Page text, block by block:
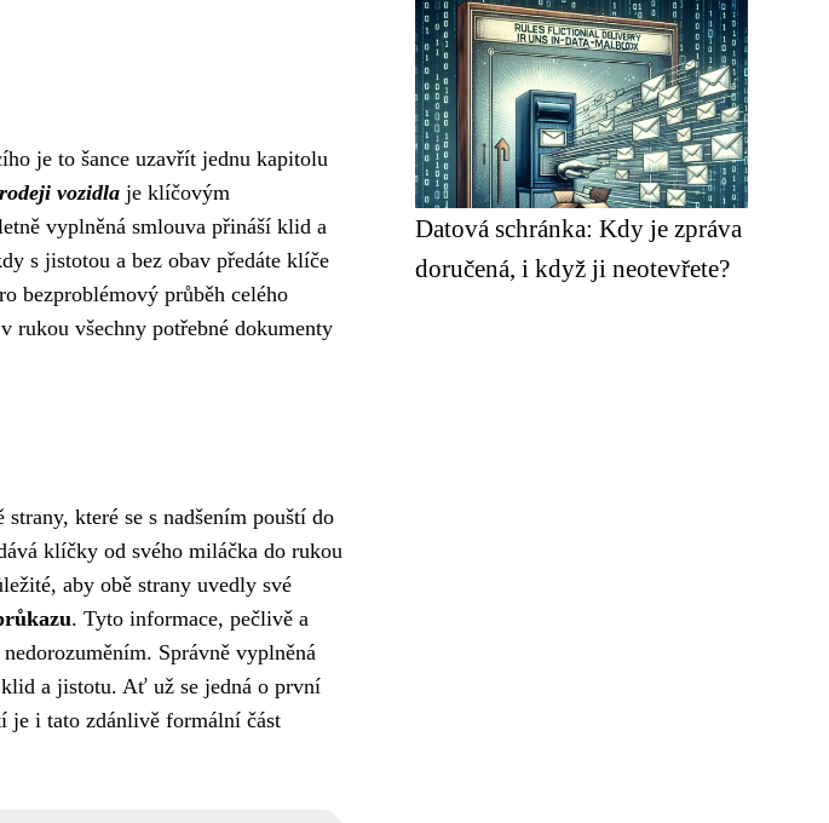
je to šance uzavřít jednu kapitolu
vozidla je klíčovým
vyplněná smlouva přináší klid a
s jistotou a bez obav předáte klíče
bezproblémový průběh celého
rukou všechny potřebné dokumenty
které se s nadšením pouští do
klíčky od svého miláčka do rukou
aby obě strany uvedly své
. Tyto informace, pečlivě a
Správně vyplněná
a jistotu. Ať už se jedná o první
je i tato zdánlivě formální část
Datová schránka: Kdy je zpráva
doručená, i když ji neotevřete?